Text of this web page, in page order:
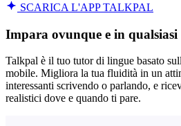
SCARICA L'APP TALKPAL
Impara ovunque e in qualsiasi
Talkpal è il tuo tutor di lingue basato
mobile. Migliora la tua fluidità in un
interessanti scrivendo o parlando, e
realistici dove e quando ti pare.